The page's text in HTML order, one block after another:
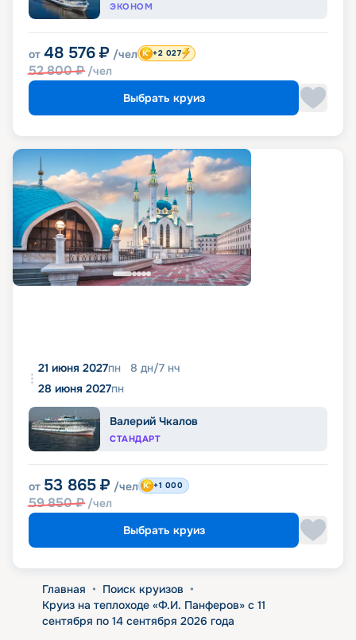
ЭКОНОМ
от 48 576 ₽ /чел
52 800₽ /чел
+2 027
Выбрать круиз
21 июня 2027пн 8 дн/7 нч
28 июня 2027пн
Валерий Чкалов
СТАНДАРТ
от 53 865 ₽ /чел
59 850₽ /чел
+1 000
Выбрать круиз
Главная • Поиск круизов •
Круиз на теплоходе «Ф.И. Панферов» с 11
сентября по 14 сентября 2026 года